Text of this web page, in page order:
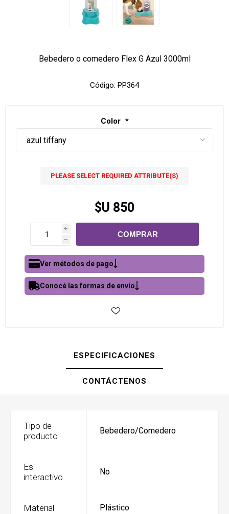
Bebedero o comedero Flex G Azul 3000ml
Código: PP364
Color *
PLEASE SELECT REQUIRED ATTRIBUTE(S)
$U 850
i
h
Ver métodos de pago
Conocé las formas de envío
ESPECIFICACIONES
CONTÁCTENOS
Tipo de
producto
Bebedero/Comedero
Es
interactivo
No
Material Plástico